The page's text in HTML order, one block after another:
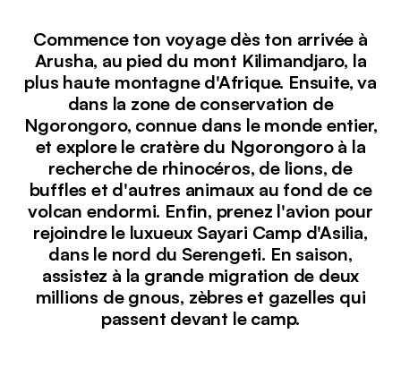
Commence ton voyage dès ton arrivée à
Arusha, au pied du mont Kilimandjaro, la
plus haute montagne d'Afrique. Ensuite, va
dans la zone de conservation de
Ngorongoro, connue dans le monde entier,
et explore le cratère du Ngorongoro à la
recherche de rhinocéros, de lions, de
buffles et d'autres animaux au fond de ce
volcan endormi. Enfin, prenez l'avion pour
rejoindre le luxueux Sayari Camp d'Asilia,
dans le nord du Serengeti. En saison,
assistez à la grande migration de deux
millions de gnous, zèbres et gazelles qui
passent devant le camp.